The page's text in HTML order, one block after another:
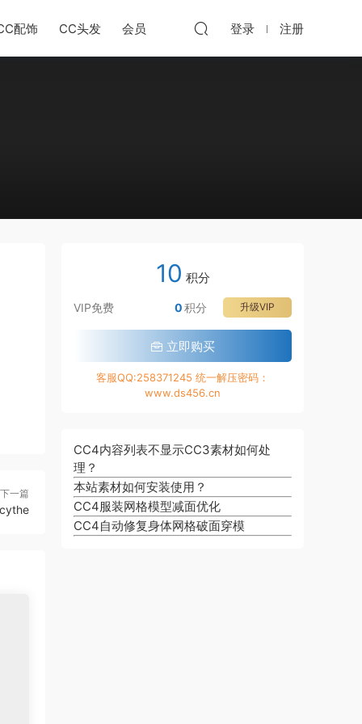
配饰 CC头发 会员 登录 注册
下一篇
10 积分
VIP免费 升级VIP
0积分
立即购买
客服QQ:258371245 统一解压密码：
www.ds456.cn
CC4内容列表不显示CC3素材如何处
理？
本站素材如何安装使用？
CC4服装网格模型减面优化
CC4自动修复身体网格破面穿模